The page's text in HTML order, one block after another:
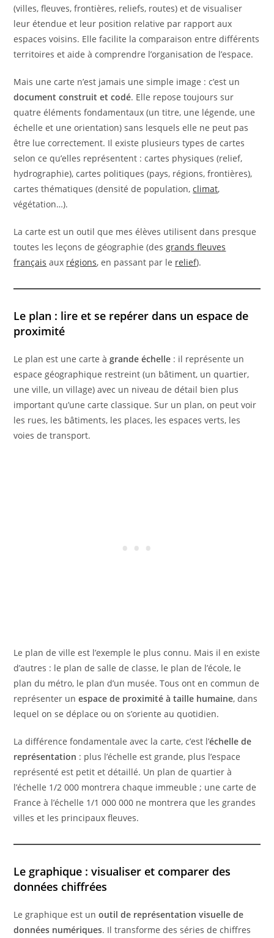
(villes, fleuves, frontières, reliefs, routes) et de visualiser
leur étendue et leur position relative par rapport aux
espaces voisins. Elle facilite la comparaison entre différents
territoires et aide à comprendre l’organisation de l’espace.
Mais une carte n’est jamais une simple image : c’est un
document construit et codé. Elle repose toujours sur
quatre éléments fondamentaux (un titre, une légende, une
échelle et une orientation) sans lesquels elle ne peut pas
être lue correctement. Il existe plusieurs types de cartes
selon ce qu’elles représentent : cartes physiques (relief,
hydrographie), cartes politiques (pays, régions, frontières),
cartes thématiques (densité de population,climat,
végétation…).
La carte est un outil que mes élèves utilisent dans presque
toutes les leçons de géographie (des grands fleuves
français aux régions, en passant par le relief).
Le plan : lire et se repérer dans un espace de
proximité
Le plan est une carte àgrande échelle : il représente un
espace géographique restreint (un bâtiment, un quartier,
une ville, un village) avec un niveau de détail bien plus
important qu’une carte classique. Sur un plan, on peut voir
les rues, les bâtiments, les places, les espaces verts, les
voies de transport.
Le plan de ville est l’exemple le plus connu. Mais il en existe
d’autres : le plan de salle de classe, le plan de l’école, le
plan du métro, le plan d’un musée. Tous ont en commun de
représenter unespace de proximité à taille humaine, dans
lequel on se déplace ou on s’oriente au quotidien.
La différence fondamentale avec la carte, c’est l’échelle de
représentation : plus l’échelle est grande, plus l’espace
représenté est petit et détaillé. Un plan de quartier à
l’échelle 1/2 000 montrera chaque immeuble ; une carte de
France à l’échelle 1/1 000 000 ne montrera que les grandes
villes et les principaux fleuves.
Le graphique : visualiser et comparer des
données chiffrées
Le graphique est unoutil de représentation visuelle de
données numériques. Il transforme des séries de chiffres